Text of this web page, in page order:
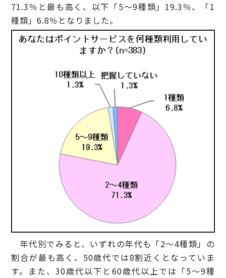
71.3％と最も高く、以下「5～9種類」19.3％、「1
種類」6.8％となりました。
年代別でみると、いずれの年代も「2～4種類」の
割合が最も高く、50歳代では8割近くとなっていま
す。また、30歳代以下と60歳代以上では「5～9種